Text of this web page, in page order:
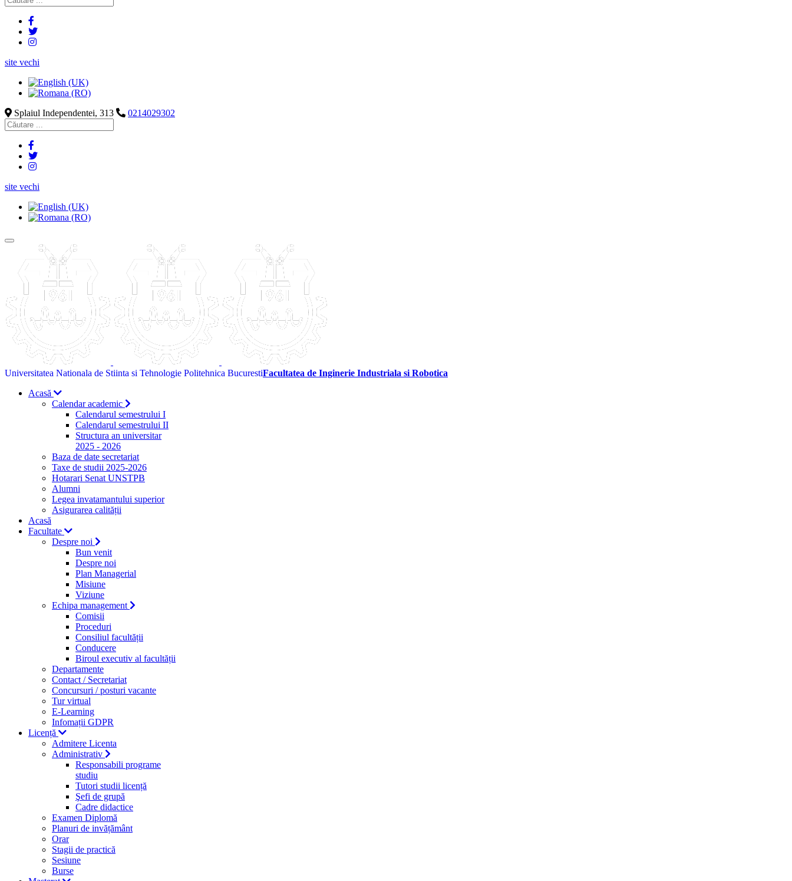
site vechi
Splaiul Independentei, 313 0214029302
site vechi
Universitatea Nationala de Stiinta si Tehnologie Politehnica BucurestiFacultatea de Inginerie Industriala si Robotica
Acasă
Calendar academic
Calendarul semestrului I
Calendarul semestrului II
Structura an universitar
2025 - 2026
Baza de date secretariat
Taxe de studii 2025-2026
Hotarari Senat UNSTPB
Alumni
Legea invatamantului superior
Asigurarea calității
Acasă
Facultate
Despre noi
Bun venit
Despre noi
Plan Managerial
Misiune
Viziune
Echipa management
Comisii
Proceduri
Consiliul facultății
Conducere
Biroul executiv al facultății
Departamente
Contact / Secretariat
Concursuri / posturi vacante
Tur virtual
E-Learning
Infomații GDPR
Licență
Admitere Licenta
Administrativ
Responsabili programe
studiu
Tutori studii licență
Şefi de grupă
Cadre didactice
Examen Diplomă
Planuri de invățământ
Orar
Stagii de practică
Sesiune
Burse